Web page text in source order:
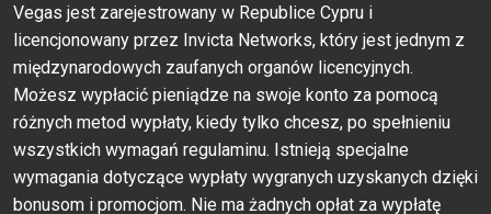
Vegas jest zarejestrowany w Republice Cypru i
licencjonowany przez Invicta Networks, który jest jednym z
międzynarodowych zaufanych organów licencyjnych.
Możesz wypłacić pieniądze na swoje konto za pomocą
różnych metod wypłaty, kiedy tylko chcesz, po spełnieniu
wszystkich wymagań regulaminu. Istnieją specjalne
wymagania dotyczące wypłaty wygranych uzyskanych dzięki
bonusom i promocjom. Nie ma żadnych opłat za wypłatę